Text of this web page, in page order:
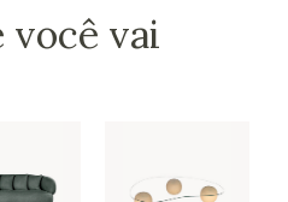
você vai